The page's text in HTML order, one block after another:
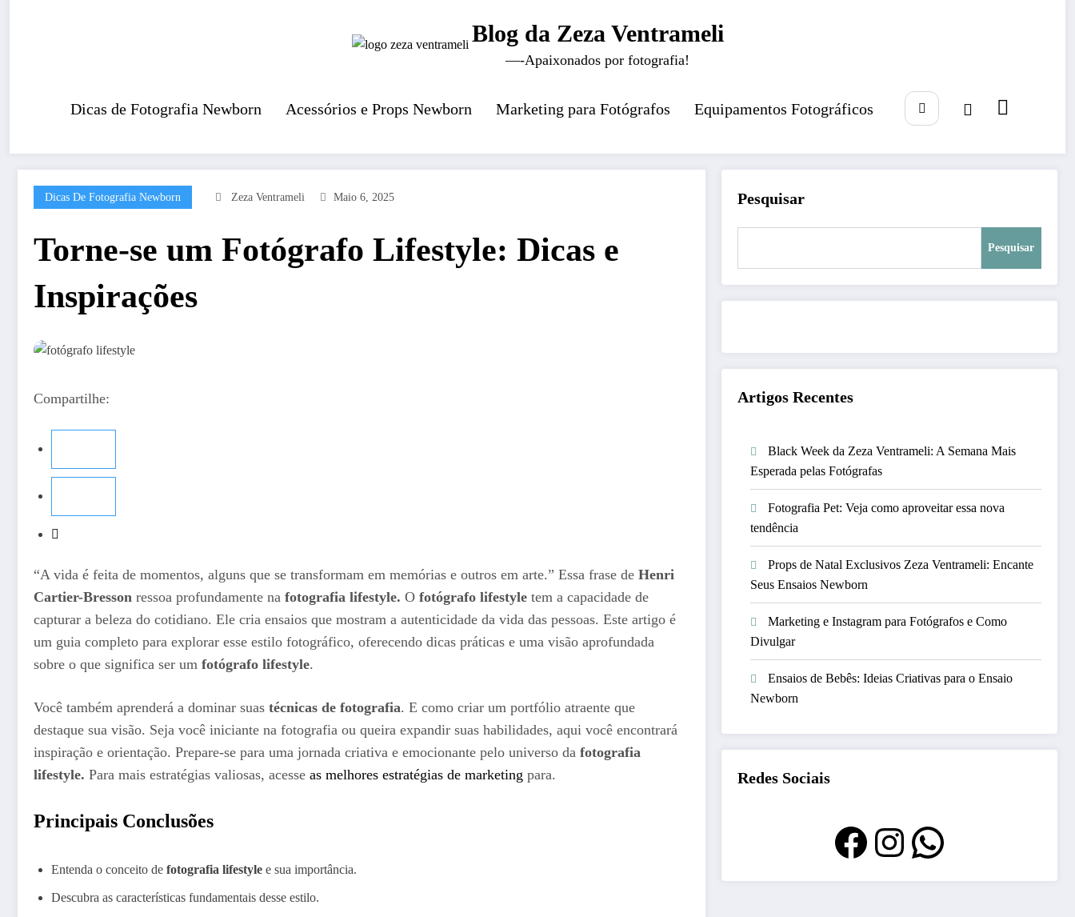
Blog da Zeza Ventrameli
—-Apaixonados por fotografia!
Dicas de Fotografia Newborn Acessórios e Props Newborn Marketing para Fotógrafos Equipamentos Fotográficos
Dicas De Fotografia Newborn Zeza Ventrameli Maio 6, 2025
Torne-se um Fotógrafo Lifestyle: Dicas e
Inspirações
Compartilhe:
“A vida é feita de momentos, alguns que se transformam em memórias e outros em arte.” Essa frase de Henri
Cartier-Bresson ressoa profundamente na fotografia lifestyle. O fotógrafo lifestyle tem a capacidade de
capturar a beleza do cotidiano. Ele cria ensaios que mostram a autenticidade da vida das pessoas. Este artigo é
um guia completo para explorar esse estilo fotográfico, oferecendo dicas práticas e uma visão aprofundada
sobre o que significa ser um fotógrafo lifestyle.
Você também aprenderá a dominar suas técnicas de fotografia. E como criar um portfólio atraente que
destaque sua visão. Seja você iniciante na fotografia ou queira expandir suas habilidades, aqui você encontrará
inspiração e orientação. Prepare-se para uma jornada criativa e emocionante pelo universo da fotografia
lifestyle. Para mais estratégias valiosas, acesse as melhores estratégias de marketing para.
Principais Conclusões
Entenda o conceito de fotografia lifestyle e sua importância.
Descubra as características fundamentais desse estilo.
Pesquisar
Pesquisar
Artigos Recentes
Black Week da Zeza Ventrameli: A Semana Mais
Esperada pelas Fotógrafas
Fotografia Pet: Veja como aproveitar essa nova
tendência
Props de Natal Exclusivos Zeza Ventrameli: Encante
Seus Ensaios Newborn
Marketing e Instagram para Fotógrafos e Como
Divulgar
Ensaios de Bebês: Ideias Criativas para o Ensaio
Newborn
Redes Sociais
Facebook
Instagram
WhatsApp